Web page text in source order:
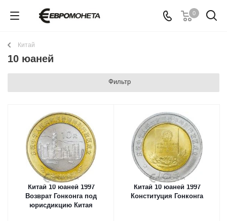
0
Китай
10 юаней
Фильтр
Китай 10 юаней 1997
Возврат Гонконга под
юрисдикцию Китая
Китай 10 юаней 1997
Конституция Гонконга